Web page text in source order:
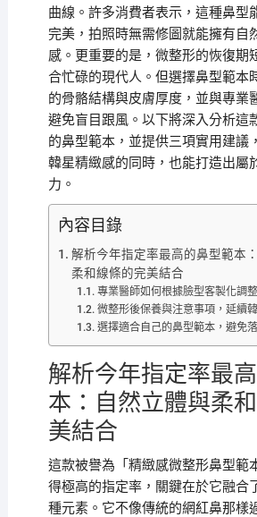
曲線。許多消費者表示，這種鼻型
完美，拍照時無需修圖就能擁有自
感。更重要的是，微整形的恢復期
合忙碌的現代人。但選擇鼻型範本
的骨骼結構與皮膚厚度，並與專業
避免盲目跟風。以下將深入分析這
的鼻型範本，並提供三項實用建議
韓星精緻感的同時，也能打造出屬
力。
內容目錄
解析今年指定率最高的鼻型範本
柔和線條的完美結合
專業醫師如何根據臉型客製化調
微整形後保養與注意事項，延續
選擇適合自己的鼻型範本，避免
解析今年指定率最
本：自然立體與柔
美結合
這款被譽為「精緻感微整形鼻型範
得極高的指定率，關鍵在於它融合
種元素。它不像傳統的網紅鼻那樣